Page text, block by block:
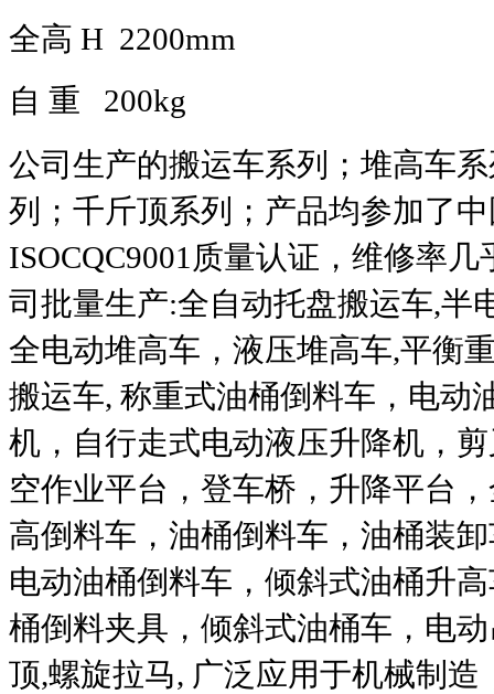
全高 H 2200mm
自 重
200kg
公司生产的搬运车系列；堆高车
列；千斤顶系列；产品均参加了
ISOCQC9001 质量认证，维修率
司批量生产:全自动托盘搬运车,半
全电动堆高车，液压堆高车,平衡
搬运车, 称重式油桶倒料车，电动
机，自行走式电动液压升降机，
空作业平台，登车桥，升降平台
高倒料车，油桶倒料车，油桶装
电动油桶倒料车，倾斜式油桶升
桶倒料夹具，倾斜式油桶车，电
顶,螺旋拉马, 广泛应用于机械制